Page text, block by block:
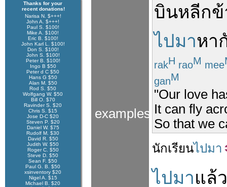
Thanks for your
recent donations!
Narisa N. $+++!
John A. $+++!
Paul S. $100!
Mike A. $100!
Eric B. $100!
John Karl L. $100!
Don S. $100!
John S. $100!
Peter B. $100!
Ingo B $50
Peter d C $50
Hans G $50
Alan M. $50
Rod S. $50
Wolfgang W. $50
Bill O. $70
Ravinder S. $20
Chris S. $15
Jose D-C $20
Steven P. $20
Daniel W. $75
Rudolf M. $30
David R. $50
Judith W. $50
Roger C. $50
Steve D. $50
Sean F. $50
Paul G. B. $50
xsinventory $20
Nigel A. $15
Michael B. $20
examples
บินหลีก
ไปมาหา
rakH raoM mee
ganM
"Our love
It can fly
So that we
นักเรียนไปมา
ไปมาแล้ว